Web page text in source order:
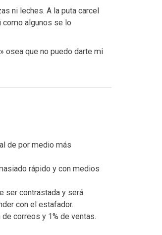
ni leches. A la puta carcel
como algunos se lo
osea que no puedo darte mi
de por medio más
rápido y con medios
ser contrastada y será
con el estafador.
correos y 1% de ventas.